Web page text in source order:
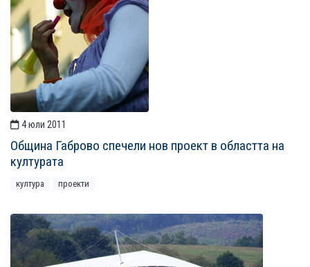
4 юли 2011
Община Габрово спечели нов проект в областта на
културата
култура проекти